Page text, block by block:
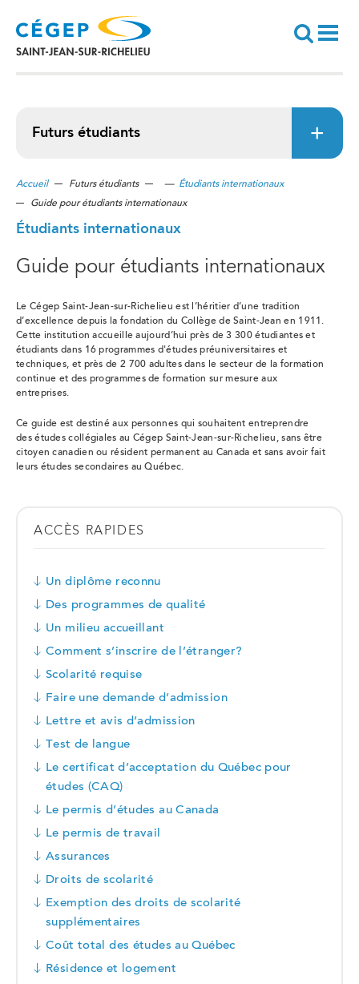
contenu
principal
Recherche
Futurs étudiants
Accueil Futurs étudiants — Étudiants internationaux
Guide pour étudiants internationaux
Étudiants internationaux
Guide pour étudiants internationaux
Le Cégep Saint-Jean-sur-Richelieu est l’héritier d’une tradition
d’excellence depuis la fondation du Collège de Saint-Jean en 1911.
Cette institution accueille aujourd’hui près de 3 300 étudiantes et
étudiants dans 16 programmes d'études préuniversitaires et
techniques, et près de 2 700 adultes dans le secteur de la formation
continue et des programmes de formation sur mesure aux
entreprises.
Ce guide est destiné aux personnes qui souhaitent entreprendre
des études collégiales au Cégep Saint-Jean-sur-Richelieu, sans être
citoyen canadien ou résident permanent au Canada et sans avoir fait
leurs études secondaires au Québec.
ACCÈS RAPIDES
Un diplôme reconnu
Des programmes de qualité
Un milieu accueillant
Comment s’inscrire de l’étranger?
Scolarité requise
Faire une demande d’admission
Lettre et avis d’admission
Test de langue
Le certificat d’acceptation du Québec pour
études (CAQ)
Le permis d’études au Canada
Le permis de travail
Assurances
Droits de scolarité
Exemption des droits de scolarité
supplémentaires
Coût total des études au Québec
Résidence et logement